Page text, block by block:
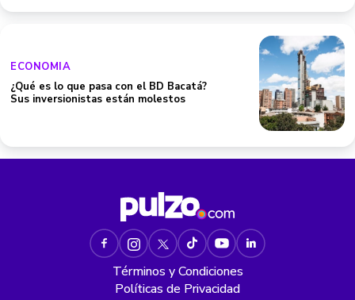
ECONOMIA
¿Qué es lo que pasa con el BD Bacatá?
Sus inversionistas están molestos
Términos y Condiciones
Políticas de Privacidad